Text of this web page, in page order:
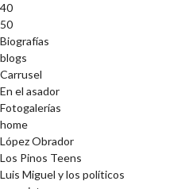
40
50
Biografías
blogs
Carrusel
En el asador
Fotogalerías
home
López Obrador
Los Pinos Teens
Luis Miguel y los políticos